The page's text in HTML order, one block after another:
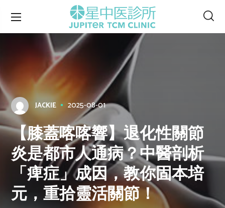
JACKIE 2025-08-01
【膝蓋喀喀響】退化性關節
炎是都市人通病？中醫剖析
「痺症」成因，教你固本培
元，重拾靈活關節！